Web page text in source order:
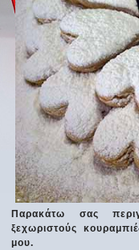
Παρακάτω σας
ξεχωριστούς
μου.